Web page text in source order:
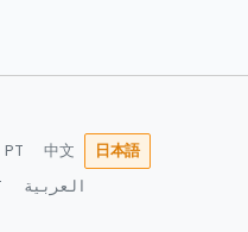
PT 中文
日本語
العربية